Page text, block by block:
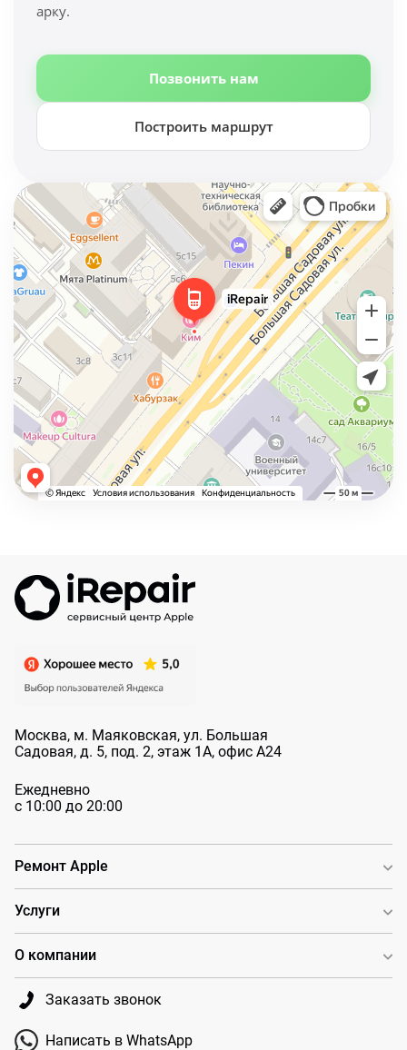
арку.
Позвонить нам
Построить маршрут
Москва, м. Маяковская, ул. Большая
Садовая, д. 5, под. 2, этаж 1А, офис А24
Ежедневно
с 10:00 до 20:00
Заказать звонок
Написать в WhatsApp
Ремонт Apple
Услуги
О компании